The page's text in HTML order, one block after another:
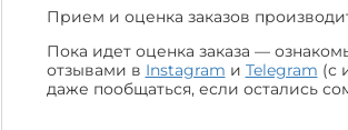
Прием и оценка заказов
Пока идет оценка заказа —
отзывами в Instagram и Telegram (с
даже пообщаться, если остались